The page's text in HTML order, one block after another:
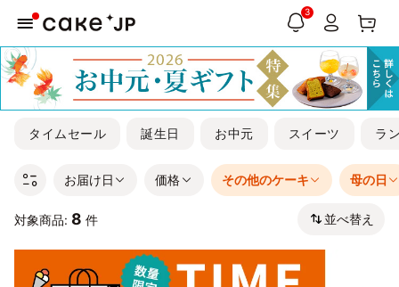
3
タイムセール 誕生日 お中元 スイーツ ラ
お届け日 価格 その他のケーキ 母の日
対象商品: 8 件 並べ替え